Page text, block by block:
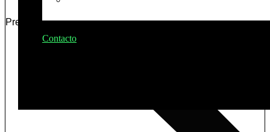
Contacto
Precio regular99.00, ahorra un 25%